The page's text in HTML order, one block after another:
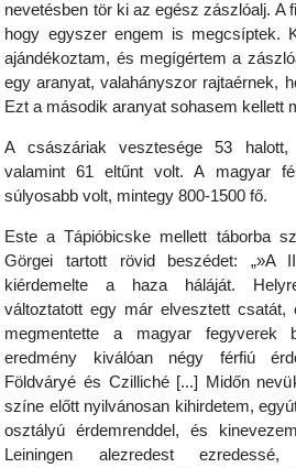
nevetésben tör ki az egész zászlóalj. A
hogy egyszer engem is megcsíptek.
ajándékoztam, és megígértem a
egy aranyat, valahányszor rajtaérnek,
Ezt a második aranyat sohasem kellett
A császáriak vesztesége 53
valamint 61 eltűnt volt. A magyar
súlyosabb volt, mintegy 800-1500 fő.
Este a Tápióbicske mellett táborba
Görgei tartott rövid beszédet: „»A
kiérdemelte a haza háláját.
változtatott egy már elvesztett csatát,
megmentette a magyar fegyverek
eredmény kiválóan négy férfiú
Földváryé és Czilliché [...] Midőn
színe előtt nyilvánosan kihirdetem,
osztályú érdemrenddel, és
Leiningen alezredest